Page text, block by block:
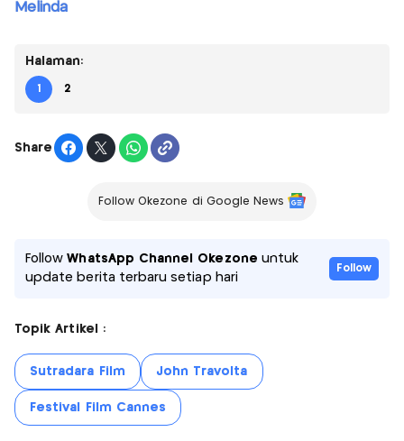
Melinda
Halaman:
1 2
Share
Follow Okezone di Google News
FollowWhatsApp Channel Okezone untuk
update berita terbaru setiap hari
Follow
Topik Artikel :
Sutradara Film John Travolta
Festival Film Cannes